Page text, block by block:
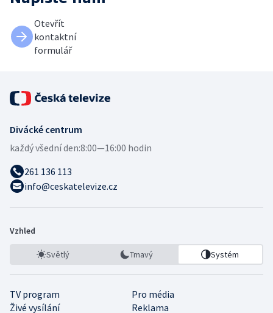
Otevřít
kontaktní
formulář
Divácké centrum
každý všední den:8:00—16:00 hodin
261 136 113
info@ceskatelevize.cz
Vzhled
Světlý Tmavý Systém
TV program
Pro média
Živé vysílání
Reklama